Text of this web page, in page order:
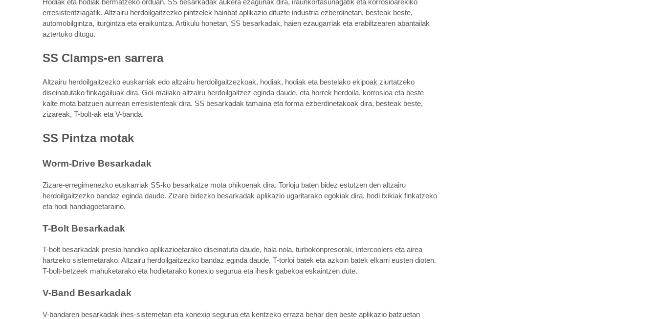
Hodiak eta hodiak bermatzeko orduan, SS besarkadak aukera ezagunak dira, iraunkortasunagatik eta korrosioarekiko
erresistentziagatik. Altzairu herdoilgaitzezko pintzelek hainbat aplikazio dituzte industria ezberdinetan, besteak beste,
automobilgintza, iturgintza eta eraikuntza. Artikulu honetan, SS besarkadak, haien ezaugarriak eta erabiltzearen abantailak
aztertuko ditugu.
SS Clamps-en sarrera
Altzairu herdoilgaitzezko euskarriak edo altzairu herdoilgaitzezkoak, hodiak, hodiak eta bestelako ekipoak ziurtatzeko
diseinatutako finkagailuak dira. Goi-mailako altzairu herdoilgaitzez eginda daude, eta horrek herdoila, korrosioa eta beste
kalte mota batzuen aurrean erresistenteak dira. SS besarkadak tamaina eta forma ezberdinetakoak dira, besteak beste,
zizareak, T-bolt-ak eta V-banda.
SS Pintza motak
Worm-Drive Besarkadak
Zizare-erregimenezko euskarriak SS-ko besarkatze mota ohikoenak dira. Torloju baten bidez estutzen den altzairu
herdoilgaitzezko bandaz eginda daude. Zizare bidezko besarkadak aplikazio ugaritarako egokiak dira, hodi txikiak finkatzeko
eta hodi handiagoetaraino.
T-Bolt Besarkadak
T-bolt besarkadak presio handiko aplikazioetarako diseinatuta daude, hala nola, turbokonpresorak, intercoolers eta airea
hartzeko sistemetarako. Altzairu herdoilgaitzezko bandaz eginda daude, T-torloi batek eta azkoin batek elkarri eusten dioten.
T-bolt-betzeek mahuketarako eta hodietarako konexio segurua eta ihesik gabekoa eskaintzen dute.
V-Band Besarkadak
V-bandaren besarkadak ihes-sistemetan eta konexio segurua eta kentzeko erraza behar den beste aplikazio batzuetan